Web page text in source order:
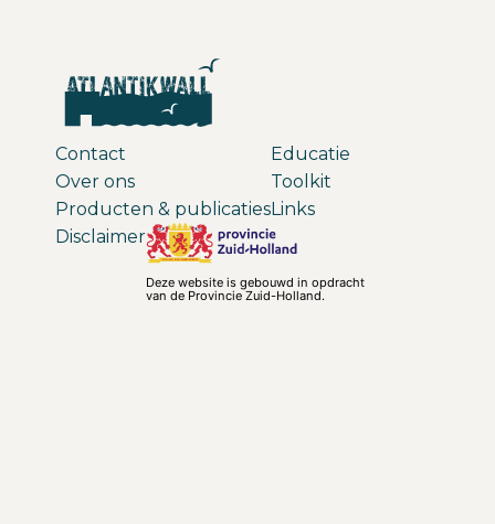
Contact
Over ons
Producten & publicaties
Educatie
Toolkit
Links
Disclaimer
Deze website is gebouwd in opdracht
van de Provincie Zuid-Holland.